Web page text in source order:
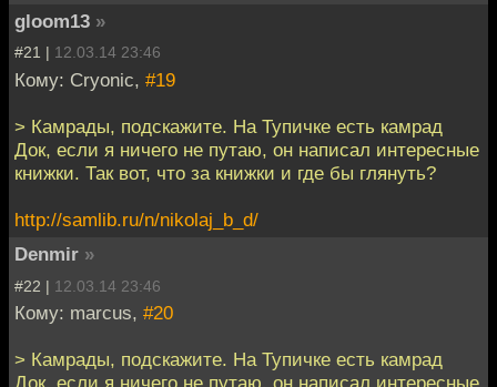
gloom13 »
#21 | 12.03.14 23:46
Кому: Cryonic, #19
> Камрады, подскажите. На Тупичке есть камрад
Док, если я ничего не путаю, он написал интересные
книжки. Так вот, что за книжки и где бы глянуть?
http://samlib.ru/n/nikolaj_b_d/
Denmir »
#22 | 12.03.14 23:46
Кому: marcus, #20
> Камрады, подскажите. На Тупичке есть камрад